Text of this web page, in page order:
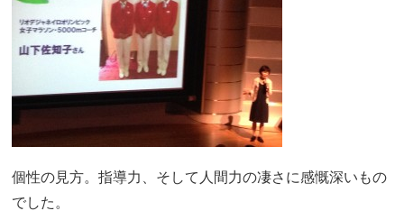
個性の見方。指導力、そして人間力の凄さに感慨深いもの
でした。